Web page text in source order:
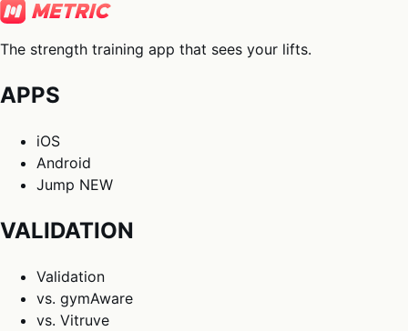
The strength training app that sees your lifts.
APPS
iOS
Android
Jump NEW
VALIDATION
Validation
vs. gymAware
vs. Vitruve